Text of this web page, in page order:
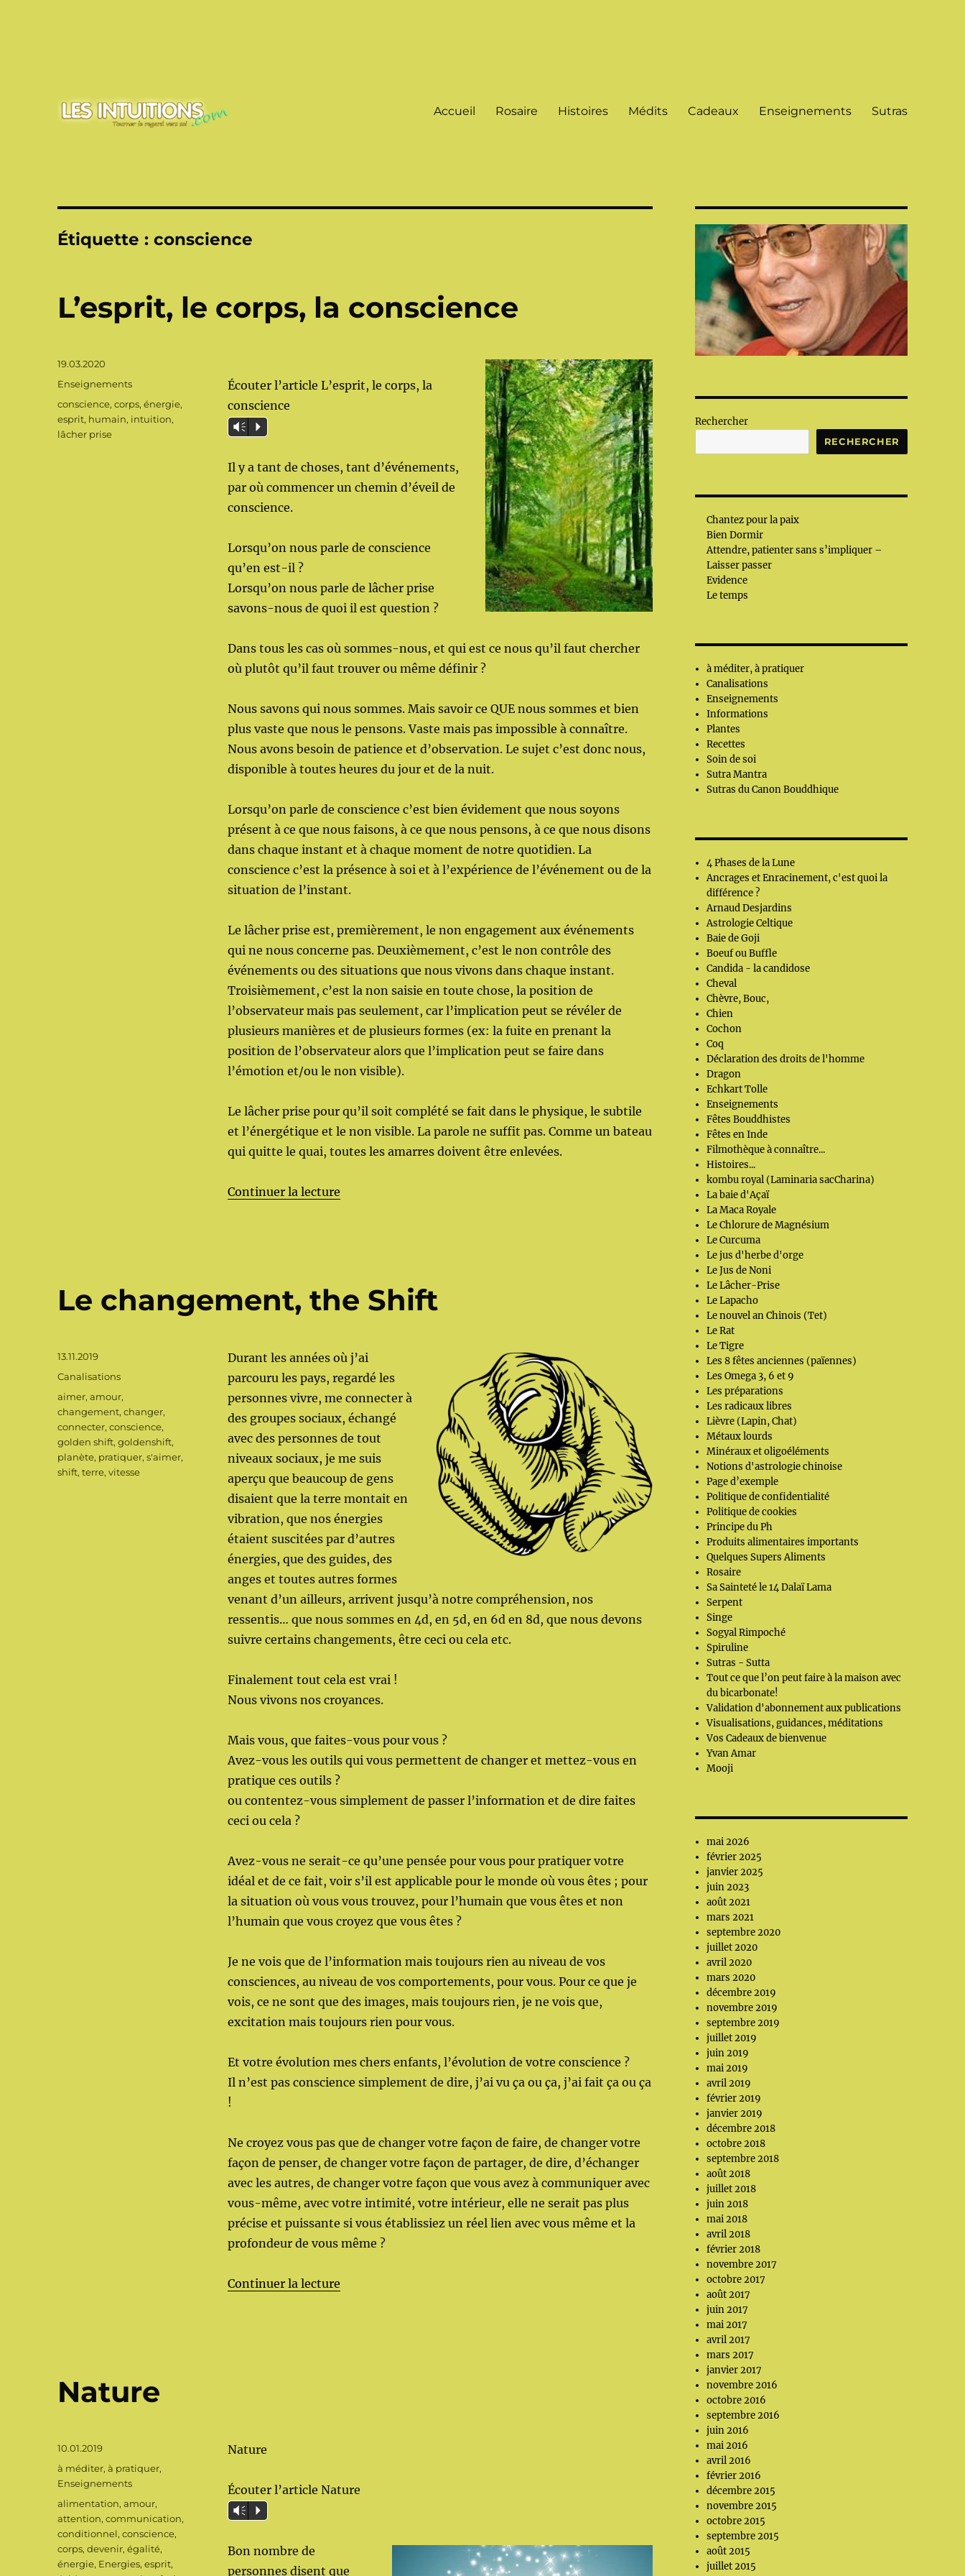
Accueil Rosaire Histoires Médits Cadeaux Enseignements Sutras
Étiquette :conscience
L’esprit, le corps, la conscience
Écouter l’article L’esprit, le corps, la
conscience
Vm P
Il y a tant de choses, tant d’événements,
par où commencer un chemin d’éveil de
conscience.
Lorsqu’on nous parle de conscience
qu’en est-il ?
Lorsqu’on nous parle de lâcher prise
savons-nous de quoi il est question ?
Dans tous les cas où sommes-nous, et qui est ce nous qu’il faut chercher
où plutôt qu’il faut trouver ou même définir ?
Nous savons qui nous sommes. Mais savoir ce QUE nous sommes et bien
plus vaste que nous le pensons. Vaste mais pas impossible à connaître.
Nous avons besoin de patience et d’observation. Le sujet c’est donc nous,
disponible à toutes heures du jour et de la nuit.
Lorsqu’on parle de conscience c’est bien évidement que nous soyons
présent à ce que nous faisons, à ce que nous pensons, à ce que nous disons
dans chaque instant et à chaque moment de notre quotidien. La
conscience c’est la présence à soi et à l’expérience de l’événement ou de la
situation de l’instant.
Le lâcher prise est, premièrement, le non engagement aux événements
qui ne nous concerne pas. Deuxièmement, c’est le non contrôle des
événements ou des situations que nous vivons dans chaque instant.
Troisièmement, c’est la non saisie en toute chose, la position de
l’observateur mais pas seulement, car l’implication peut se révéler de
plusieurs manières et de plusieurs formes (ex: la fuite en prenant la
position de l’observateur alors que l’implication peut se faire dans
l’émotion et/ou le non visible).
Le lâcher prise pour qu’il soit complété se fait dans le physique, le subtile
et l’énergétique et le non visible. La parole ne suffit pas. Comme un bateau
qui quitte le quai, toutes les amarres doivent être enlevées.
Continuer la lecturede « L’esprit, le corps, la conscience »
Publié
19.03.2020
Catégories
Enseignements
Étiquettes
conscience,corps,énergie,
esprit, humain, intuition,
lâcher prise
Le changement, the Shift
Durant les années où j’ai
parcouru les pays, regardé les
personnes vivre, me connecter à
des groupes sociaux, échangé
avec des personnes de tout
niveaux sociaux, je me suis
aperçu que beaucoup de gens
disaient que la terre montait en
vibration, que nos énergies
étaient suscitées par d’autres
énergies, que des guides, des
anges et toutes autres formes
venant d’un ailleurs, arrivent jusqu’à notre compréhension, nos
ressentis… que nous sommes en 4d, en 5d, en 6d en 8d, que nous devons
suivre certains changements, être ceci ou cela etc.
Finalement tout cela est vrai !
Nous vivons nos croyances.
Mais vous, que faites-vous pour vous ?
Avez-vous les outils qui vous permettent de changer et mettez-vous en
pratique ces outils ?
ou contentez-vous simplement de passer l’information et de dire faites
ceci ou cela ?
Avez-vous ne serait-ce qu’une pensée pour vous pour pratiquer votre
idéal et de ce fait, voir s’il est applicable pour le monde où vous êtes ; pour
la situation où vous vous trouvez, pour l’humain que vous êtes et non
l’humain que vous croyez que vous êtes ?
Je ne vois que de l’information mais toujours rien au niveau de vos
consciences, au niveau de vos comportements, pour vous. Pour ce que je
vois, ce ne sont que des images, mais toujours rien, je ne vois que,
excitation mais toujours rien pour vous.
Et votre évolution mes chers enfants, l’évolution de votre conscience ?
Il n’est pas conscience simplement de dire, j’ai vu ça ou ça, j’ai fait ça ou ça
!
Ne croyez vous pas que de changer votre façon de faire, de changer votre
façon de penser, de changer votre façon de partager, de dire, d’échanger
avec les autres, de changer votre façon que vous avez à communiquer avec
vous-même, avec votre intimité, votre intérieur, elle ne serait pas plus
précise et puissante si vous établissiez un réel lien avec vous même et la
profondeur de vous même ?
Continuer la lecturede « Le changement, the Shift »
Publié
le
13.11.2019
Catégories
Canalisations
Étiquettes
aimer,amour,
changement,changer,
connecter,conscience,
golden shift,goldenshift,
planète, pratiquer,s'aimer,
shift,terre,vitesse
Nature
Nature
Écouter l’article Nature
Vm P
Bon nombre de
personnes disent que
Publié
le
10.01.2019
Catégories
à méditer, à pratiquer,
Enseignements
Étiquettes
alimentation,amour,
attention,communication,
conditionnel,conscience,
corps,devenir,égalité,
énergie, Energies,esprit,
Rechercher
RECHERCHER
Chantez pour la paix
Bien Dormir
Attendre, patienter sans s’impliquer –
Laisser passer
Evidence
Le temps
à méditer, à pratiquer
Canalisations
Enseignements
Informations
Plantes
Recettes
Soin de soi
Sutra Mantra
Sutras du Canon Bouddhique
4 Phases de la Lune
Ancrages et Enracinement, c'est quoi la
différence ?
Arnaud Desjardins
Astrologie Celtique
Baie de Goji
Boeuf ou Buffle
Candida - la candidose
Cheval
Chèvre, Bouc,
Chien
Cochon
Coq
Déclaration des droits de l'homme
Dragon
Echkart Tolle
Enseignements
Fêtes Bouddhistes
Fêtes en Inde
Filmothèque à connaître...
Histoires...
kombu royal (Laminaria sacCharina)
La baie d'Açaï
La Maca Royale
Le Chlorure de Magnésium
Le Curcuma
Le jus d'herbe d'orge
Le Jus de Noni
Le Lâcher-Prise
Le Lapacho
Le nouvel an Chinois (Tet)
Le Rat
Le Tigre
Les 8 fêtes anciennes (païennes)
Les Omega 3, 6 et 9
Les préparations
Les radicaux libres
Lièvre (Lapin, Chat)
Métaux lourds
Minéraux et oligoéléments
Notions d'astrologie chinoise
Page d’exemple
Politique de confidentialité
Politique de cookies
Principe du Ph
Produits alimentaires importants
Quelques Supers Aliments
Rosaire
Sa Sainteté le 14 Dalaï Lama
Serpent
Singe
Sogyal Rimpoché
Spiruline
Sutras - Sutta
Tout ce que l’on peut faire à la maison avec
du bicarbonate!
Validation d'abonnement aux publications
Visualisations, guidances, méditations
Vos Cadeaux de bienvenue
Yvan Amar
Mooji
mai 2026
février 2025
janvier 2025
juin 2023
août 2021
mars 2021
septembre 2020
juillet 2020
avril 2020
mars 2020
décembre 2019
novembre 2019
septembre 2019
juillet 2019
juin 2019
mai 2019
avril 2019
février 2019
janvier 2019
décembre 2018
octobre 2018
septembre 2018
août 2018
juillet 2018
juin 2018
mai 2018
avril 2018
février 2018
novembre 2017
octobre 2017
août 2017
juin 2017
mai 2017
avril 2017
mars 2017
janvier 2017
novembre 2016
octobre 2016
septembre 2016
juin 2016
mai 2016
avril 2016
février 2016
décembre 2015
novembre 2015
octobre 2015
septembre 2015
août 2015
juillet 2015